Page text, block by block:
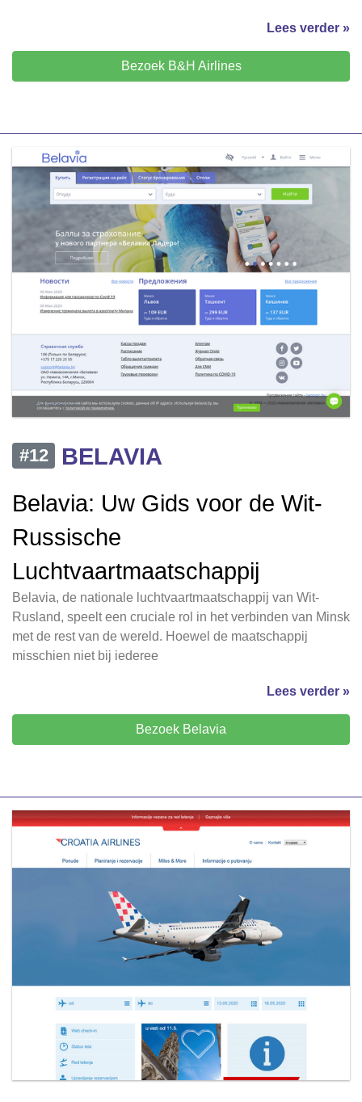
Lees verder »
Bezoek B&H Airlines
#12
BELAVIA
Belavia: Uw Gids voor de Wit-
Russische
Luchtvaartmaatschappij
Belavia, de nationale luchtvaartmaatschappij van Wit-
Rusland, speelt een cruciale rol in het verbinden van Minsk
met de rest van de wereld. Hoewel de maatschappij
misschien niet bij iederee
Lees verder »
Bezoek Belavia